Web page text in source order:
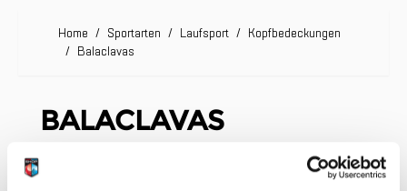
Home / Sportarten / Laufsport / Kopfbedeckungen
/ Balaclavas
BALACLAVAS
Wir können keine Produkte entsprechend dieser